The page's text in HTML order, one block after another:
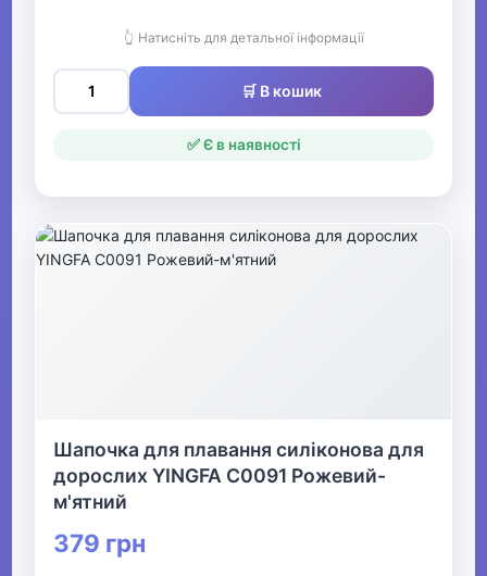
👆 Натисніть для детальної інформації
🛒 В кошик
✅ Є в наявності
Шапочка для плавання силіконова для
дорослих YINGFA C0091 Рожевий-
м'ятний
379 грн